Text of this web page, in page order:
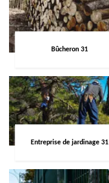
Bûcheron 31
Entreprise de jardinage 31